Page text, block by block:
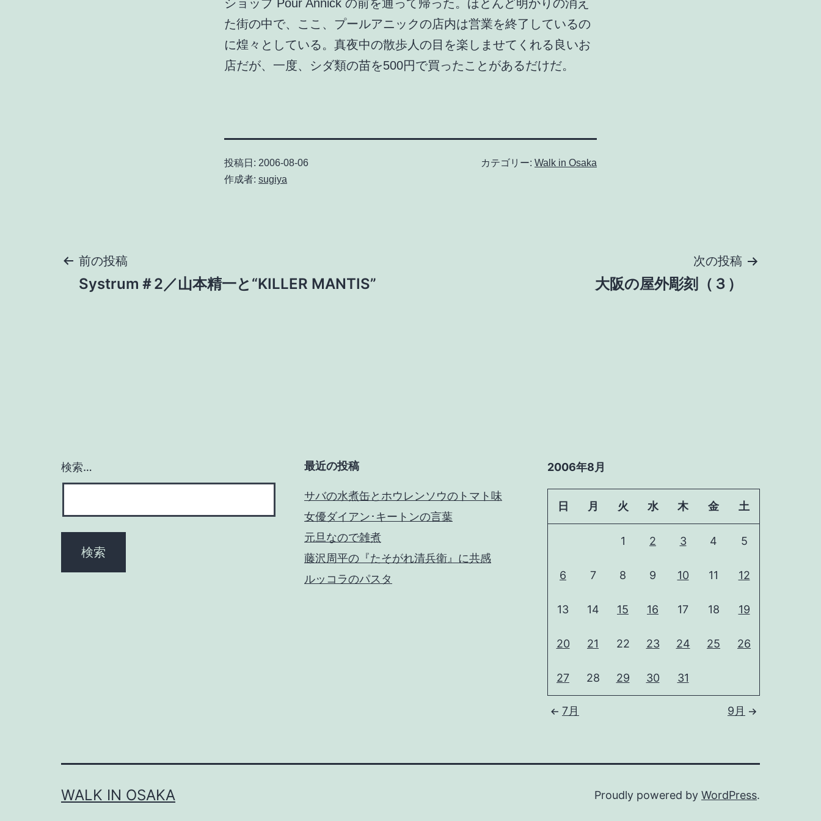
ショップ Pour Annick の前を通って帰った。ほとんど明かりの消え
た街の中で、ここ、プールアニックの店内は営業を終了しているの
に煌々としている。真夜中の散歩人の目を楽しませてくれる良いお
店だが、一度、シダ類の苗を500円で買ったことがあるだけだ。
投稿日: 2006-08-06
作成者: sugiya
カテゴリー: Walk in Osaka
投
ー
シ
ョ
ン
前の投稿
Systrum＃2／山本精一と“KILLER MANTIS”
次の投稿
大阪の屋外彫刻（３）
検索… 最近の投稿
サバの水煮缶とホウレンソウのトマト味
女優ダイアン･キートンの言葉
元旦なので雑煮
藤沢周平の『たそがれ清兵衛』に共感
ルッコラのパスタ
2006年8月
日 月 火 水 木 金 土
1 2 3 4 5
6 7 8 9 10 11 12
13 14 15 16 17 18 19
20 21 22 23 24 25 26
27 28 29 30 31
7月 9月
WALK IN OSAKA Proudly powered by WordPress.